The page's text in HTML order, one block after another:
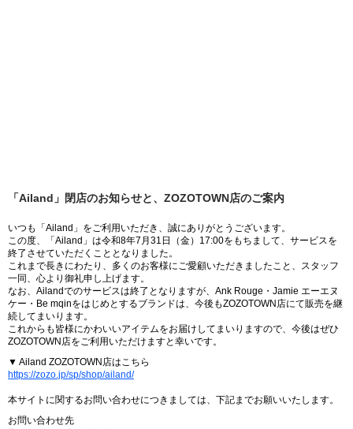
「Ailand」閉店のお知らせと、ZOZOTOWN店のご案内
いつも「Ailand」をご利用いただき、誠にありがとうございます。
この度、「Ailand」は令和8年7月31日（金）17:00をもちまして、サービスを
終了させていただくこととなりました。
これまで長きにわたり、多くのお客様にご愛顧いただきましたこと、スタッフ
一同、心より御礼申し上げます。
なお、Ailandでのサービスは終了となりますが、Ank Rouge・Jamie エーエヌ
ケー・Be mqinをはじめとするブランドは、今後もZOZOTOWN店にて販売を継
続してまいります。
これからも皆様にかわいいアイテムをお届けしてまいりますので、今後はぜひ
ZOZOTOWN店をご利用いただけますと幸いです。
▼ Ailand ZOZOTOWN店はこちら
https://zozo.jp/sp/shop/ailand/
本サイトに関するお問い合わせにつきましては、下記までお願いいたします。
お問い合わせ先